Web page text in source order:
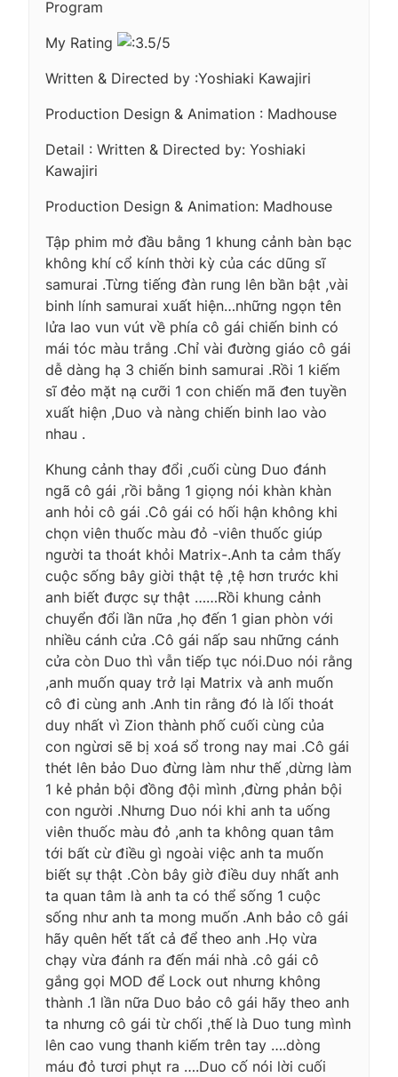
Program
My Rating
.5/5
Written & Directed by :Yoshiaki Kawajiri
Production Design & Animation : Madhouse
Detail : Written & Directed by: Yoshiaki
Kawajiri
Production Design & Animation: Madhouse
Tập phim mở đầu bằng 1 khung cảnh bàn bạc
không khí cổ kính thời kỳ của các dũng sĩ
samurai .Từng tiếng đàn rung lên bần bật ,vài
binh lính samurai xuất hiện…những ngọn tên
lửa lao vun vút về phía cô gái chiến binh có
mái tóc màu trắng .Chỉ vài đường giáo cô gái
dễ dàng hạ 3 chiến binh samurai .Rồi 1 kiếm
sĩ đẻo mặt nạ cưỡi 1 con chiến mã đen tuyền
xuất hiện ,Duo và nàng chiến binh lao vào
nhau .
Khung cảnh thay đổi ,cuối cùng Duo đánh
ngã cô gái ,rồi bằng 1 giọng nói khàn khàn
anh hỏi cô gái .Cô gái có hối hận không khi
chọn viên thuốc màu đỏ -viên thuốc giúp
người ta thoát khỏi Matrix-.Anh ta cảm thấy
cuộc sống bây giời thật tệ ,tệ hơn trước khi
anh biết được sự thật ……Rồi khung cảnh
chuyển đổi lần nữa ,họ đến 1 gian phòn với
nhiều cánh cửa .Cô gái nấp sau những cánh
cửa còn Duo thì vẫn tiếp tục nói.Duo nói rằng
,anh muốn quay trở lại Matrix và anh muốn
cô đi cùng anh .Anh tin rằng đó là lối thoát
duy nhất vì Zion thành phố cuối cùng của
con ngừơi sẽ bị xoá sổ trong nay mai .Cô gái
thét lên bảo Duo đừng làm như thế ,dừng làm
1 kẻ phản bội đồng đội mình ,đừng phản bội
con người .Nhưng Duo nói khi anh ta uống
viên thuốc màu đỏ ,anh ta không quan tâm
tới bất cừ điều gì ngoài việc anh ta muốn
biết sự thật .Còn bây giờ điều duy nhất anh
ta quan tâm là anh ta có thể sống 1 cuộc
sống như anh ta mong muốn .Anh bảo cô gái
hãy quên hết tất cả để theo anh .Họ vừa
chạy vừa đánh ra đến mái nhà .cô gái cô
gắng gọi MOD để Lock out nhưng không
thành .1 lần nữa Duo bảo cô gái hãy theo anh
ta nhưng cô gái từ chối ,thế là Duo tung mình
lên cao vung thanh kiếm trên tay ….dòng
máu đỏ tươi phụt ra ….Duo cố nói lời cuối